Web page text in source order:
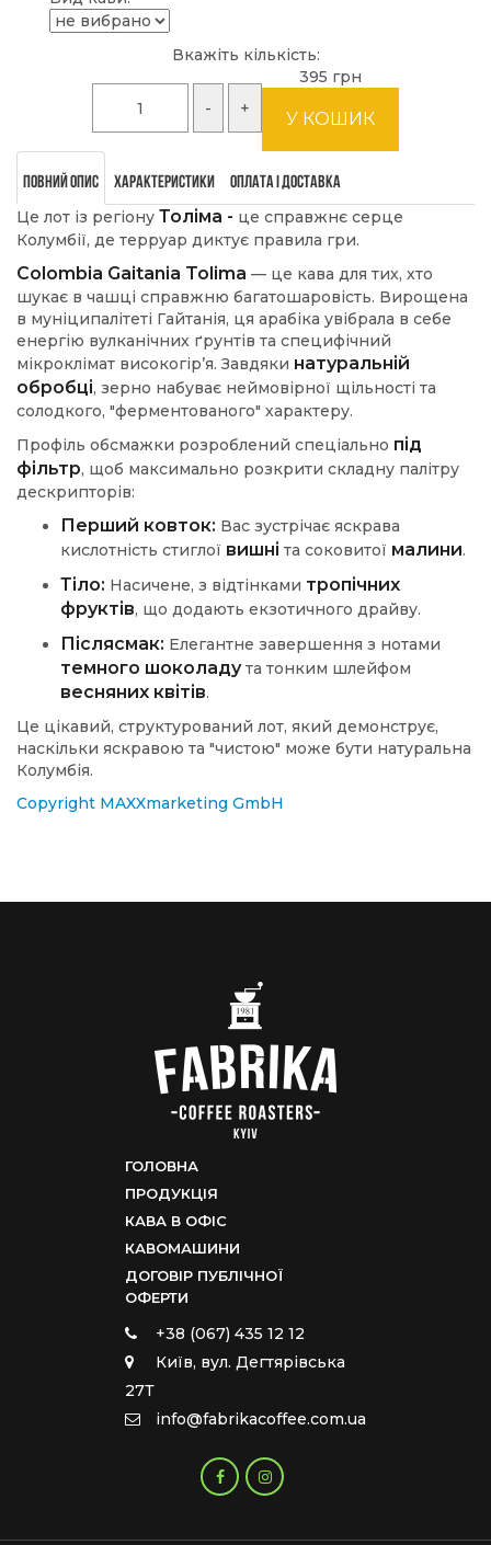
Вкажіть кількість:
395 грн
Повний опис Характеристики Оплата і доставка
Це лот із регіону Толіма - це справжнє серце
Колумбії, де терруар диктує правила гри.
Colombia Gaitania Tolima — це кава для тих, хто
шукає в чашці справжню багатошаровість. Вирощена
в муніципалітеті Гайтанія, ця арабіка увібрала в себе
енергію вулканічних ґрунтів та специфічний
мікроклімат високогір’я. Завдяки натуральній
обробці, зерно набуває неймовірної щільності та
солодкого, "ферментованого" характеру.
Профіль обсмажки розроблений спеціально під
фільтр, щоб максимально розкрити складну палітру
дескрипторів:
Перший ковток: Вас зустрічає яскрава
кислотність стиглої вишні та соковитої малини.
Тіло: Насичене, з відтінками тропічних
фруктів, що додають екзотичного драйву.
Післясмак: Елегантне завершення з нотами
темного шоколадута тонким шлейфом
весняних квітів.
Це цікавий, структурований лот, який демонструє,
наскільки яскравою та "чистою" може бути натуральна
Колумбія.
Copyright MAXXmarketing GmbH
ГОЛОВНА
ПРОДУКЦІЯ
КАВА В ОФІС
КАВОМАШИНИ
ДОГОВІР ПУБЛІЧНОЇ
ОФЕРТИ
+38 (067) 435 12 12
Київ, вул. Дегтярівська
27Т
info@fabrikacoffee.com.ua